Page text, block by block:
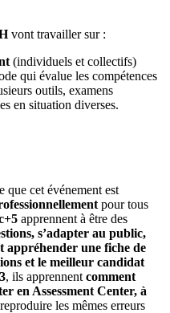
vont travailler sur :
(individuels et collectifs)
qui évalue les compétences
outils, examens
en situation diverses.
cet événement est
pour tous
apprennent à être des
s’adapter au public,
appréhender une fiche de
et le meilleur candidat
, ils apprennent comment
en Assessment Center, à
les mêmes erreurs